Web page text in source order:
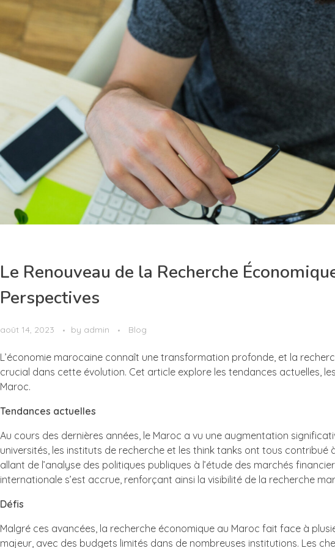
Le Renouveau de la Recherche
Perspectives
août 14, 2023 by admin Blog
L’économie marocaine connaît une transformation profonde, et la
crucial dans cette évolution. Cet article explore les tendances actuelles,
Maroc.
Tendances actuelles
Au cours des dernières années, le Maroc a vu une augmentation
universités, les instituts de recherche et les think tanks ont tous
allant de l’analyse des politiques publiques à l’étude des marchés
internationale s’est accrue, renforçant ainsi la visibilité de la recherche
Défis
Malgré ces avancées, la recherche économique au Maroc fait face à
majeur, avec des budgets limités dans de nombreuses institutions. Les